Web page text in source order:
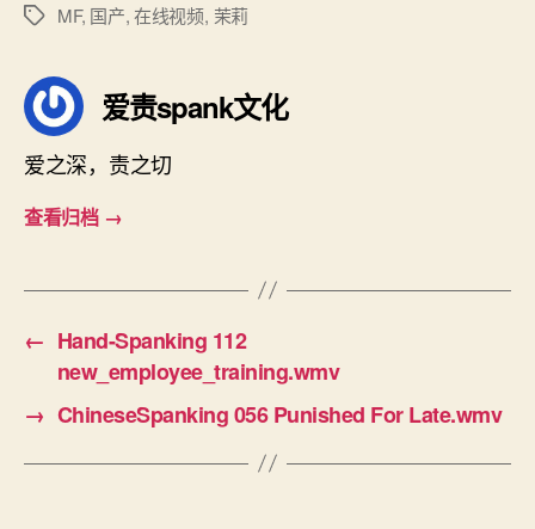
标
MF, 国产,在线视频, 茉莉
爱责spank文化
爱之深，责之切
查看归档 →
← Hand-Spanking 112
new_employee_training.wmv
→ ChineseSpanking 056 Punished For Late.wmv